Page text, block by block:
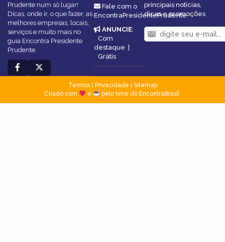
Prudente num só lugar!
Dicas, onde ir, o que fazer, as
melhores empresas, locais,
serviços e muito mais no
guia Encontra Presidente
Prudente.
Fale com o
EncontraPresidentePrudente
ANUNCIE:
Com
destaque |
Grátis
principais notícias,
dicas e promoções
Termos| Privacidade
Sitemap
Criado com
e pelo time do EncontraBrasil